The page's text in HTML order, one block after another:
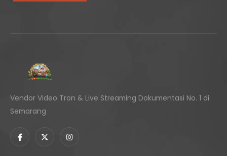
Vendor Video Tron & Live Streaming Dokumentasi No. 1 di
Semarang